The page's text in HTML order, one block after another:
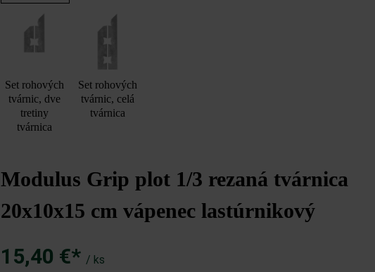
Set rohových
tvárnic, dve
tretiny
tvárnica
Set rohových
tvárnic, celá
tvárnica
Modulus Grip plot 1/3 rezaná tvárnica
20x10x15 cm vápenec lastúrnikový
15,40 €* / ks